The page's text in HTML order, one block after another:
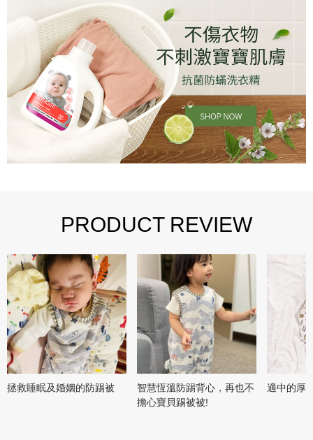
PRODUCT REVIEW
拯救睡眠及婚姻的防踢被
智慧恆溫防踢背心，再也不
擔心寶貝踢被被!
適中的厚